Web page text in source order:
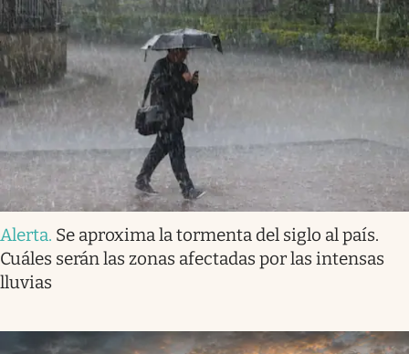
Alerta. Se aproxima la tormenta del siglo al país.
Cuáles serán las zonas afectadas por las intensas
lluvias